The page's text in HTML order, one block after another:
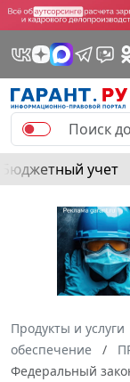
Бюджетный учет
Продукты и услуги
обеспечение
Федеральный